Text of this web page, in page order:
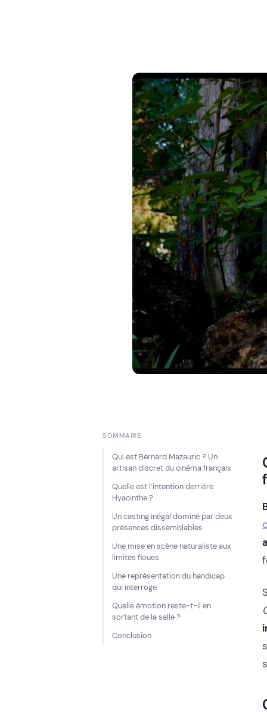
SOMMAIRE
Qui est Bernard Mazauric ? Un
artisan discret du cinéma français
Quelle est l’intention derrière
Hyacinthe ?
Un casting inégal dominé par deux
présences dissemblables
Une mise en scène naturaliste aux
limites floues
Une représentation du handicap
qui interroge
Quelle émotion reste-t-il en
sortant de la salle ?
Conclusion